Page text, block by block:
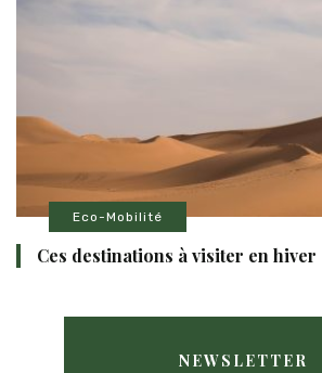
Eco-Mobilité
Ces destinations à visiter en hiver
NEWSLETTER